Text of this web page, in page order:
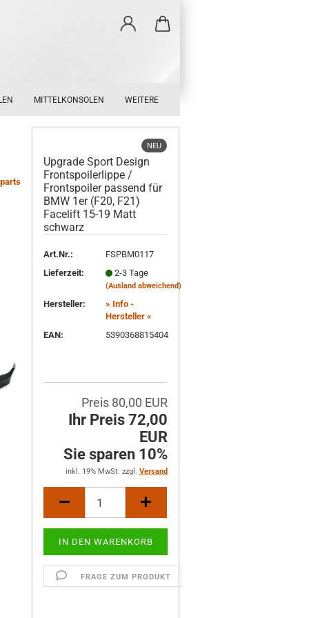
MITTELKONSOLEN WEITERE
NEU
Upgrade Sport Design
Frontspoilerlippe /
Frontspoiler passend für
BMW 1er (F20, F21)
Facelift 15-19 Matt
schwarz
Art.Nr.:
FSPBM0117
Lieferzeit:
2-3 Tage
(Ausland abweichend)
Hersteller:
» Info -
Hersteller «
EAN:
5390368815404
Preis 80,00 EUR
Ihr Preis 72,00
EUR
Sie sparen 10%
inkl. 19% MwSt. zzgl. Versand
FRAGE ZUM PRODUKT